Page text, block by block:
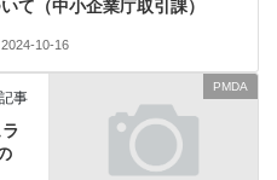
て（中小企業庁取引課）
2024-10-16
PMDA
事